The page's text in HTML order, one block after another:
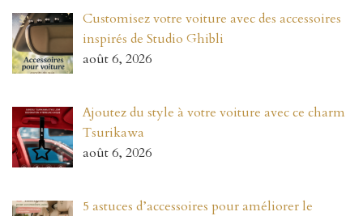
Customisez votre voiture avec des accessoires
inspirés de Studio Ghibli
août 6, 2026
Ajoutez du style à votre voiture avec ce charm
Tsurikawa
août 6, 2026
5 astuces d’accessoires pour améliorer le